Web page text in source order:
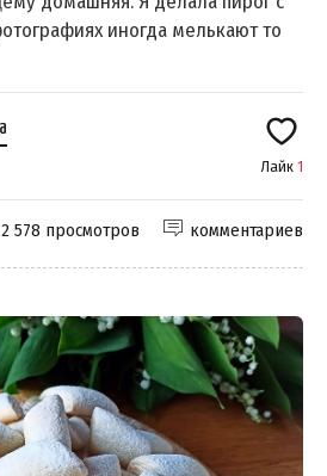
иногда мелькают то
Лайк 1
комментариев
2 578 просмотров